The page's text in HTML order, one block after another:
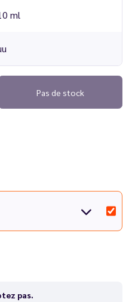
ml
Pas de stock
pas.